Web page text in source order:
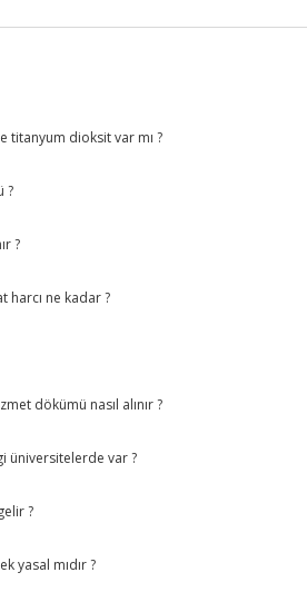
titanyum dioksit var mı ?
?
?
harcı ne kadar ?
dökümü nasıl alınır ?
üniversitelerde var ?
?
yasal mıdır ?